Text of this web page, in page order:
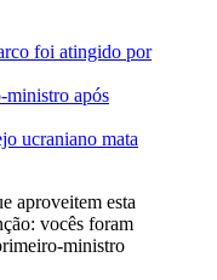
foi atingido por
ministro após
ucraniano mata
aproveitem esta
vocês foram
ministro